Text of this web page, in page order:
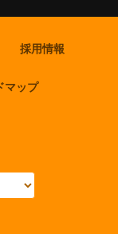
採用情報
マップ